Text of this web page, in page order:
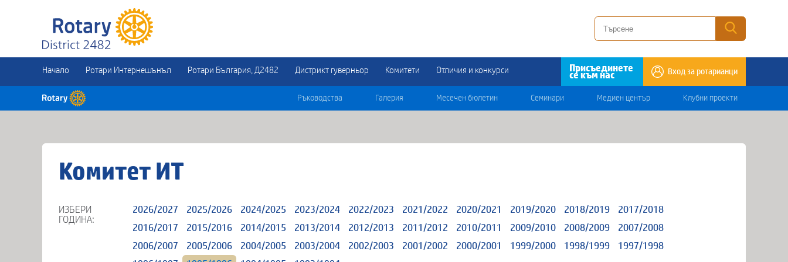
Начало Ротари Интернешънъл Ротари България, Д2482 Дистрикт гуверньор Комитети Отличия и конкурси Присъединете
се към нас Вход за ротарианци
Ръководства Галерия Месечен бюлетин Семинари Медиен център Клубни проекти
Комитет ИТ
ИЗБЕРИ
ГОДИНА:
2026/2027 2025/2026 2024/2025 2023/2024 2022/2023 2021/2022 2020/2021 2019/2020 2018/2019
2017/2018
2016/2017
2015/2016 2014/2015 2013/2014 2012/2013 2011/2012 2010/2011 2009/2010 2008/2009
2007/2008
2006/2007
2005/2006 2004/2005 2003/2004 2002/2003 2001/2002 2000/2001 1999/2000 1998/1999
1997/1998